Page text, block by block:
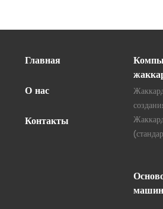
Главная
О нас
Контакты